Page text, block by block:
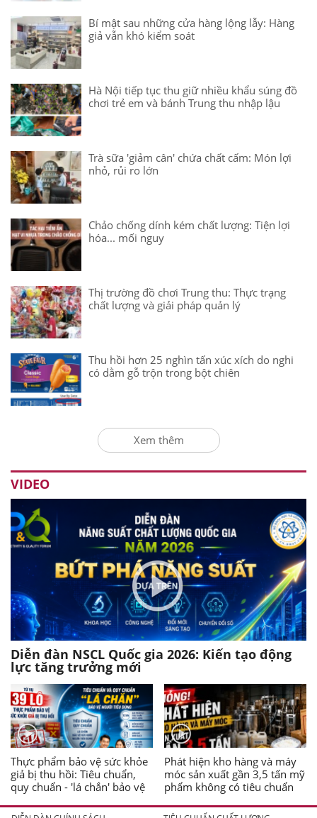
Bí mật sau những cửa hàng lộng lẫy: Hàng
giả vẫn khó kiểm soát
Hà Nội tiếp tục thu giữ nhiều khẩu súng đồ
chơi trẻ em và bánh Trung thu nhập lậu
Trà sữa 'giảm cân' chứa chất cấm: Món lợi
nhỏ, rủi ro lớn
Chảo chống dính kém chất lượng: Tiện lợi
hóa... mối nguy
Thị trường đồ chơi Trung thu: Thực trạng
chất lượng và giải pháp quản lý
Thu hồi hơn 25 nghìn tấn xúc xích do nghi
có dằm gỗ trộn trong bột chiên
Xem thêm
VIDEO
Diễn đàn NSCL Quốc gia 2026: Kiến tạo động
lực tăng trưởng mới
Thực phẩm bảo vệ sức khỏe
giả bị thu hồi: Tiêu chuẩn,
quy chuẩn - 'lá chắn' bảo vệ
Phát hiện kho hàng và máy
móc sản xuất gần 3,5 tấn mỹ
phẩm không có tiêu chuẩn